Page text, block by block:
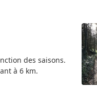
des saisons.
à 6 km.